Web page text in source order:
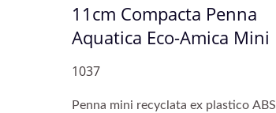
11cm Compacta Penna
Aquatica Eco-Amica Mini
1037
Penna mini recyclata ex plastico ABS